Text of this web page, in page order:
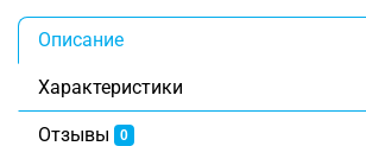
Описание
Характеристики
Отзывы 0